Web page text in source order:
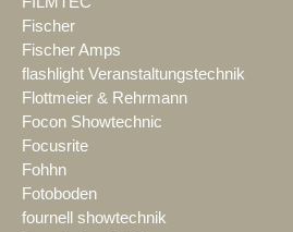
Fischer
Fischer Amps
flashlight Veranstaltungstechnik
Flottmeier & Rehrmann
Focon Showtechnic
Focusrite
Fohhn
Fotoboden
fournell showtechnik